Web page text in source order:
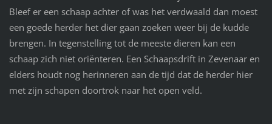
Bleef er een schaap achter of was het verdwaald dan moest
een goede herder het dier gaan zoeken weer bij de kudde
brengen. In tegenstelling tot de meeste dieren kan een
schaap zich niet oriënteren. Een Schaapsdrift in Zevenaar en
elders houdt nog herinneren aan de tijd dat de herder hier
met zijn schapen doortrok naar het open veld.